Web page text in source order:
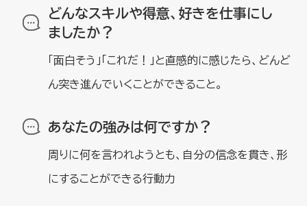
どんなスキルや得意、好きを仕事にし
ましたか？
「面白そう」「これだ！」と直感的に感じたら、どんど
ん突き進んでいくことができること。
あなたの強みは何ですか？
周りに何を言われようとも、自分の信念を貫き、形
にすることができる行動力